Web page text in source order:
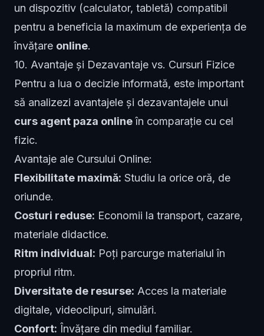
un dispozitiv (calculator, tabletă) compatibil
pentru a beneficia la maximum de experiența de
învățare online.
10. Avantaje și Dezavantaje vs. Cursuri Fizice
Pentru a lua o decizie informată, este important
să analizezi avantajele și dezavantajele unui
curs agent paza onlineîn comparație cu cel
fizic.
Avantaje ale Cursului Online:
Flexibilitate maximă: Studiu la orice oră, de
oriunde.
Costuri reduse: Economii la transport, cazare,
materiale didactice.
Ritm individual: Poți parcurge materialul în
propriul ritm.
Diversitate de resurse: Acces la materiale
digitale, videoclipuri, simulări.
Confort: Învățare din mediul familiar.